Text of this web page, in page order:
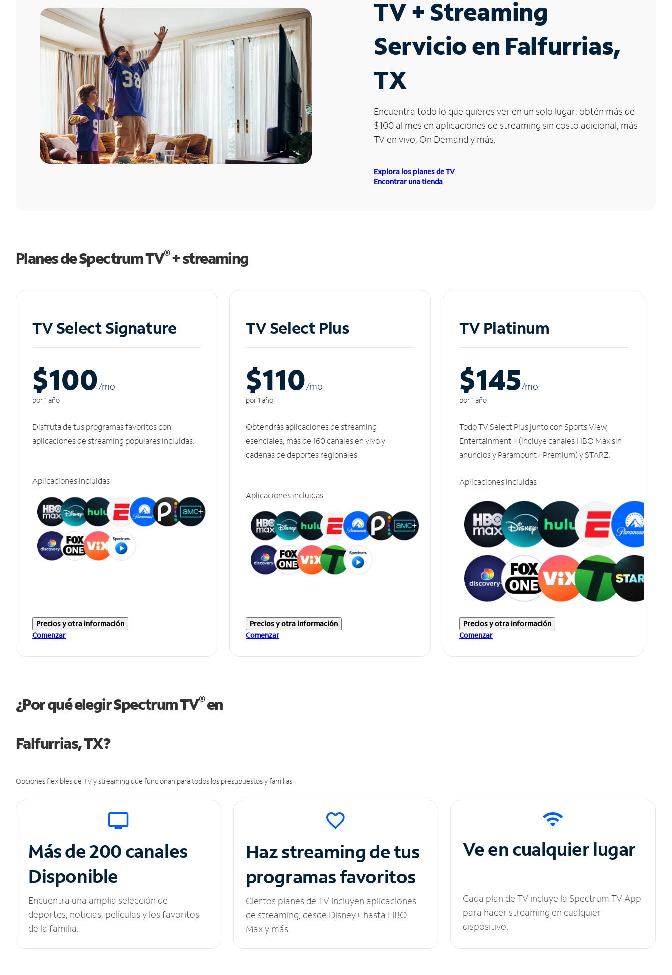
TV + Streaming
Servicio en Falfurrias,
TX
Encuentra todo lo que quieres ver en un solo lugar: obtén más de
$100 al mes en aplicaciones de streaming sin costo adicional, más
TV en vivo, On Demand y más.
Explora los planes de TV
Encontrar una tienda
Planes de Spectrum TV®+ streaming
TV Select Signature
$100/mo
por 1 año
Disfruta de tus programas favoritos con
aplicaciones de streaming populares incluidas.
Aplicaciones incluidas
Precios y otra información
Comenzar
TV Select Plus
$110/mo
por 1 año
Obtendrás aplicaciones de streaming
esenciales, más de 160 canales en vivo y
cadenas de deportes regionales.
Aplicaciones incluidas
Precios y otra información
Comenzar
TV Platinum
$145/mo
por 1 año
Todo TV Select Plus junto con Sports View,
Entertainment + (incluye canales HBO Max sin
anuncios y Paramount+ Premium) y STARZ.
Aplicaciones incluidas
Precios y otra información
Comenzar
¿Por qué elegir Spectrum TV®en
Falfurrias, TX?
Opciones flexibles de TV y streaming que funcionan para todos los presupuestos y familias.
Más de 200 canales
Disponible
Encuentra una amplia selección de
deportes, noticias, películas y los favoritos
de la familia.
Haz streaming de tus
programas favoritos
Ciertos planes de TV incluyen aplicaciones
de streaming, desde Disney+ hasta HBO
Max y más.
Ve en cualquier lugar
Cada plan de TV incluye la Spectrum TV App
para hacer streaming en cualquier
dispositivo.